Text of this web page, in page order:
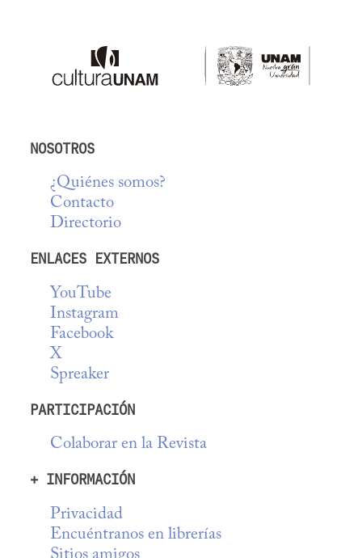
NOSOTROS
¿Quiénes somos?
Contacto
Directorio
ENLACES EXTERNOS
YouTube
Instagram
Facebook
X
Spreaker
PARTICIPACIÓN
Colaborar en la Revista
+ INFORMACIÓN
Privacidad
Encuéntranos en librerías